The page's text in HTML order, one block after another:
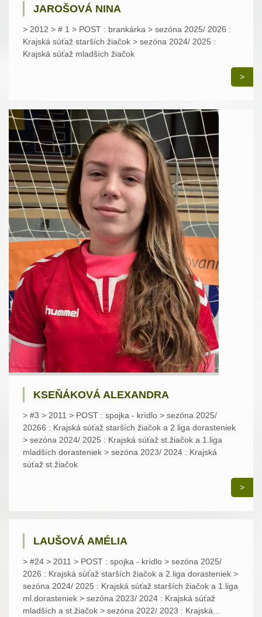
JAROŠOVÁ NINA
> 2012 > # 1 > POST : brankárka > sezóna 2025/ 2026 :
Krajská súťaž starších žiačok > sezóna 2024/ 2025 :
Krajská súťaž mladších žiačok
>
KSEŇÁKOVÁ ALEXANDRA
> #3 > 2011 > POST : spojka - krídlo > sezóna 2025/
20266 : Krajská súťaž starších žiačok a 2.liga dorasteniek
> sezóna 2024/ 2025 : Krajská súťaž st.žiačok a 1.liga
mladších dorasteniek > sezóna 2023/ 2024 : Krajská
súťaž st.žiačok
>
LAUŠOVÁ AMÉLIA
> #24 > 2011 > POST : spojka - krídlo > sezóna 2025/
2026 : Krajská súťaž starších žiačok a 2.liga dorasteniek >
sezóna 2024/ 2025 : Krajská súťaž starších žiačok a 1.liga
ml.dorasteniek > sezóna 2023/ 2024 : Krajská súťaž
mladších a st.žiačok > sezóna 2022/ 2023 : Krajská...